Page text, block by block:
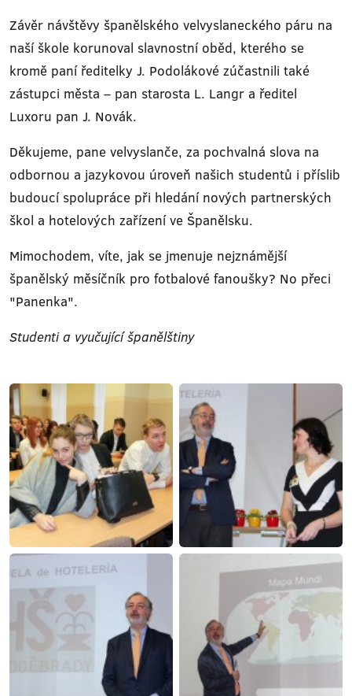
Závěr návštěvy španělského velvyslaneckého páru na
naší škole korunoval slavnostní oběd, kterého se
kromě paní ředitelky J. Podolákové zúčastnili také
zástupci města – pan starosta L. Langr a ředitel
Luxoru pan J. Novák.
Děkujeme, pane velvyslanče, za pochvalná slova na
odbornou a jazykovou úroveň našich studentů i příslib
budoucí spolupráce při hledání nových partnerských
škol a hotelových zařízení ve Španělsku.
Mimochodem, víte, jak se jmenuje nejznámější
španělský měsíčník pro fotbalové fanoušky? No přeci
"Panenka".
Studenti a vyučující španělštiny